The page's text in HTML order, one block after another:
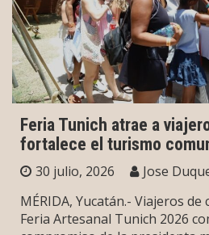
Feria Tunich atrae a
fortalece el turismo
30 julio, 2026 Jose
MÉRIDA, Yucatán.- Viajeros
Feria Artesanal Tunich 2026